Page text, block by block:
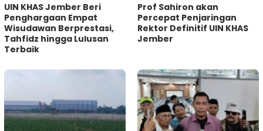
UIN KHAS Jember Beri
Penghargaan Empat
Wisudawan Berprestasi,
Tahfidz hingga Lulusan
Terbaik
Prof Sahiron akan
Percepat Penjaringan
Rektor Definitif UIN KHAS
Jember